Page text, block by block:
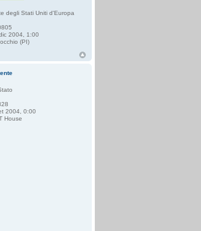
degli Stati Uniti d'Europa
2004, 1:00
(PI)
2004, 0:00
House